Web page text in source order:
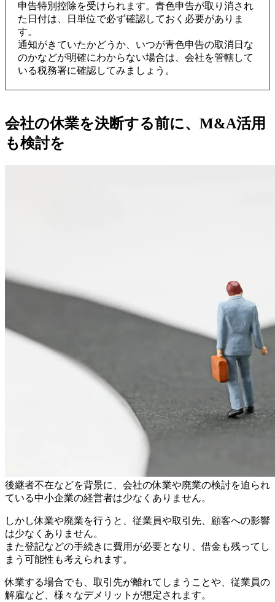
申告特別控除を受けられます。青色申告が取り消され
た日付は、日単位で必ず確認しておく必要がありま
す。
通知がきていたかどうか、いつが青色申告の取消日な
のかなどが明確にわからない場合は、会社を管轄して
いる税務署に確認してみましょう。
会社の休業を決断する前に、M&A活用
も検討を
後継者不在などを背景に、会社の休業や廃業の検討を迫られ
ている中小企業の経営者は少なくありません。
しかし休業や廃業を行うと、従業員や取引先、顧客への影響
は少なくありません。
また登記などの手続きに費用が必要となり、借金も残ってし
まう可能性も考えられます。
休業する場合でも、取引先が離れてしまうことや、従業員の
解雇など、様々なデメリットが想定されます。